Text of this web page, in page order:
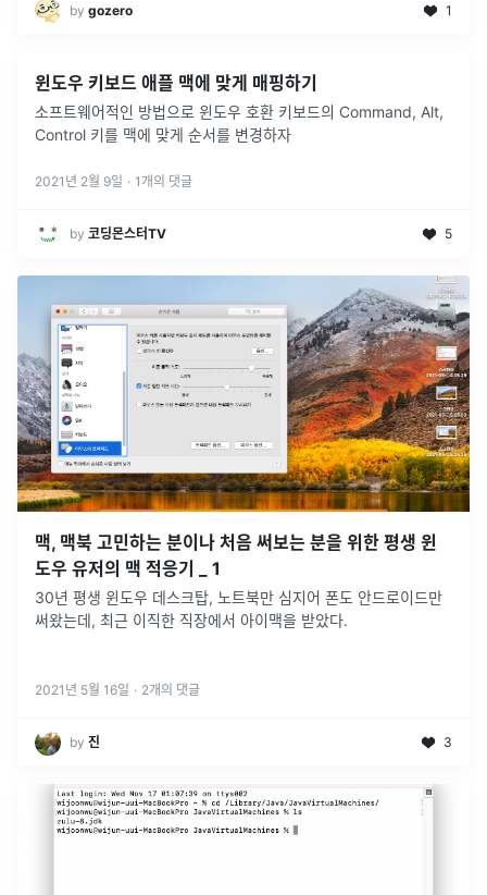
by gozero 1
윈도우 키보드 애플 맥에 맞게 매핑하기
소프트웨어적인 방법으로 윈도우 호환 키보드의 Command, Alt,
Control 키를 맥에 맞게 순서를 변경하자
2021년 2월 9일 · 1 개의 댓글
by 코딩몬스터TV 5
맥, 맥북 고민하는 분이나 처음 써보는 분을 위한 평생 윈
도우 유저의 맥 적응기 _ 1
30년 평생 윈도우 데스크탑, 노트북만 심지어 폰도 안드로이드만
써왔는데, 최근 이직한 직장에서 아이맥을 받았다.
2021년 5월 16일 · 2개의 댓글
by 진 3